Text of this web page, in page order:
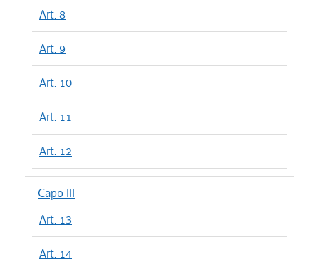
Art. 8
Art. 9
Art. 10
Art. 11
Art. 12
Capo III
Art. 13
Art. 14